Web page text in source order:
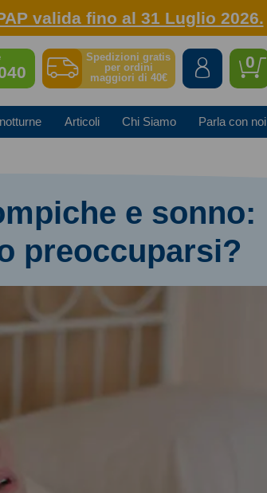
valida fino al 31 Luglio 2026.
Spedizioni gratis
per ordini
maggiori di 40€
0
Articoli Chi Siamo Parla con noi
e sonno:
preoccuparsi?